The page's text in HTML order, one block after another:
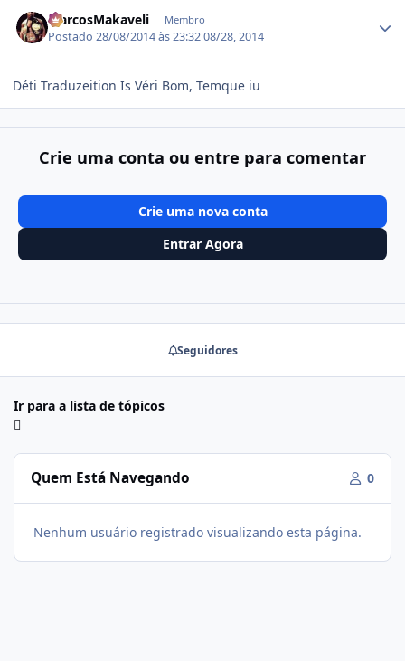
MarcosMakaveli Membro
Postado28/08/2014 às 23:3208/28, 2014
Déti Traduzeition Is Véri Bom, Temque iu
Crie uma conta ou entre para comentar
Crie uma nova conta
Entrar Agora
Seguidores
Ir para a lista de tópicos
Quem Está Navegando 0
Nenhum usuário registrado visualizando esta página.